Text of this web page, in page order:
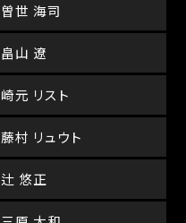
曽世 海司
畠山 遼
崎元 リスト
藤村 リュウト
辻 悠正